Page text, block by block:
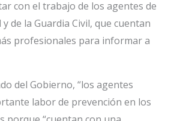
con el trabajo de los agentes de
de la Guardia Civil, que cuentan
profesionales para informar a
del Gobierno, “los agentes
labor de prevención en los